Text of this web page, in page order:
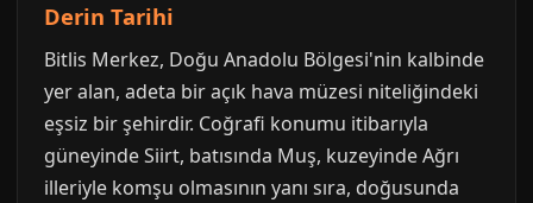
Derin Tarihi
Bitlis Merkez, Doğu Anadolu Bölgesi'nin kalbinde
yer alan, adeta bir açık hava müzesi niteliğindeki
eşsiz bir şehirdir. Coğrafi konumu itibarıyla
güneyinde Siirt, batısında Muş, kuzeyinde Ağrı
illeriyle komşu olmasının yanı sıra, doğusunda